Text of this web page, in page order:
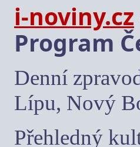
i-noviny.cz
Program
Denní
Lípu, Nový
Přehledný